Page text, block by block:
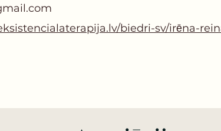
biedri-sv/irēna-